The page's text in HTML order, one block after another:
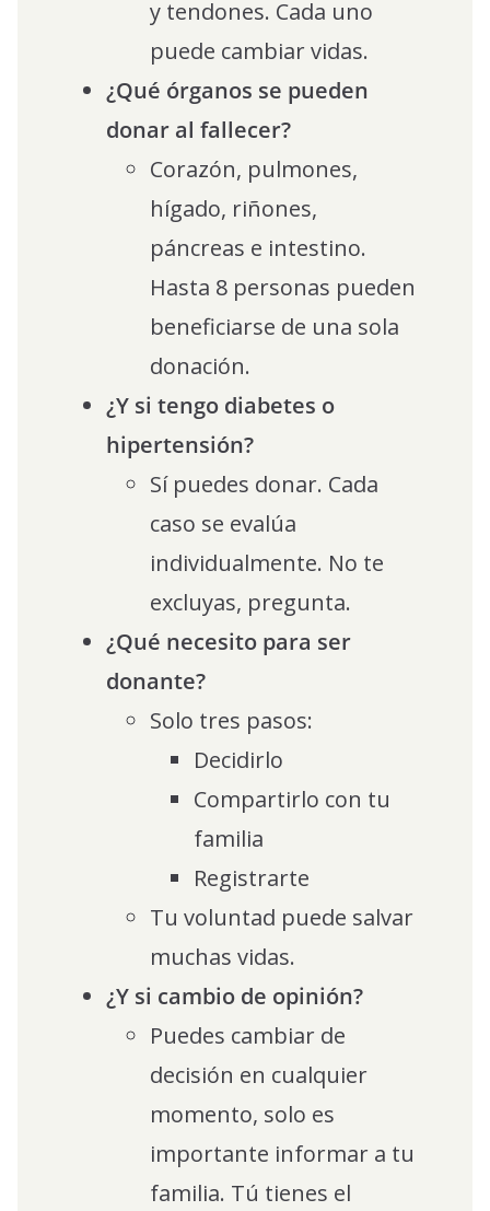
y tendones. Cada uno
puede cambiar vidas.
¿Qué órganos se pueden
donar al fallecer?
Corazón, pulmones,
hígado, riñones,
páncreas e intestino.
Hasta 8 personas pueden
beneficiarse de una sola
donación.
¿Y si tengo diabetes o
hipertensión?
Sí puedes donar. Cada
caso se evalúa
individualmente. No te
excluyas, pregunta.
¿Qué necesito para ser
donante?
Solo tres pasos:
Decidirlo
Compartirlo con tu
familia
Registrarte
Tu voluntad puede salvar
muchas vidas.
¿Y si cambio de opinión?
Puedes cambiar de
decisión en cualquier
momento, solo es
importante informar a tu
familia. Tú tienes el